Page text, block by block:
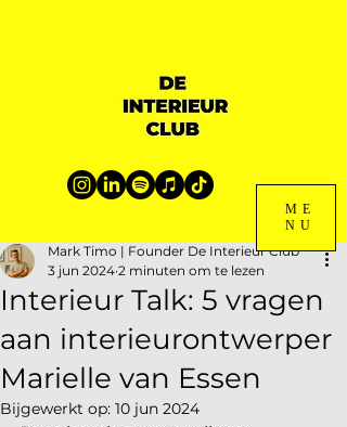
ME
NU
Interieur Talk: 5 vragen
aan interieurontwerper
Marielle van Essen
Mark Timo | Founder De Interieur Club
3 jun 2024 2 minuten om te lezen
Bijgewerkt op: 10 jun 2024